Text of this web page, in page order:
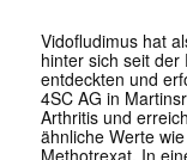
Vidofludimus hat
hinter sich seit
entdeckten und
4SC AG in
Arthritis und
ähnliche Werte